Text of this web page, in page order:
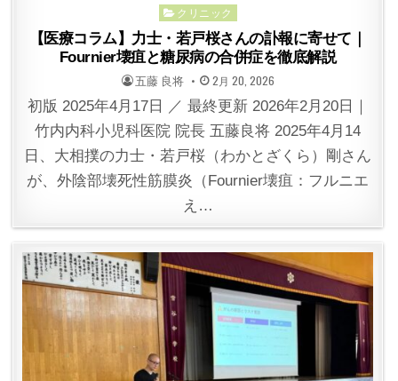
Posted
in
クリニック
【医療コラム】力士・若戸桜さんの訃報に寄せて｜
Fournier壊疽と糖尿病の合併症を徹底解説
POSTED
BY
五藤 良将 POSTED
ON
2月 20, 2026
初版 2025年4月17日 ／ 最終更新 2026年2月20日｜
竹内内科小児科医院 院長 五藤良将 2025年4月14
日、大相撲の力士・若戸桜（わかとざくら）剛さん
が、外陰部壊死性筋膜炎（Fournier壊疽：フルニエ
え…